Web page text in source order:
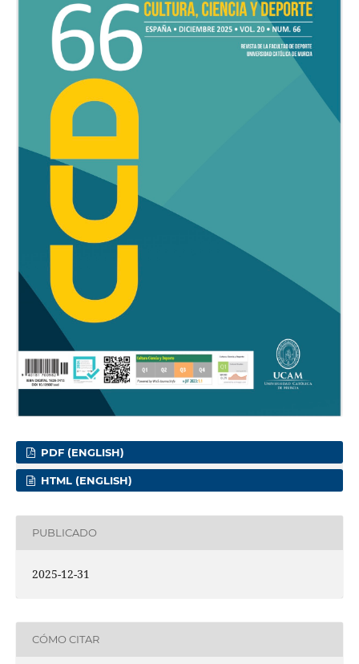
PDF (ENGLISH)
HTML (ENGLISH)
PUBLICADO
2025-12-31
CÓMO CITAR